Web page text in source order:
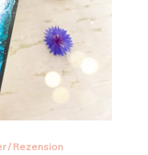
/ Rezension